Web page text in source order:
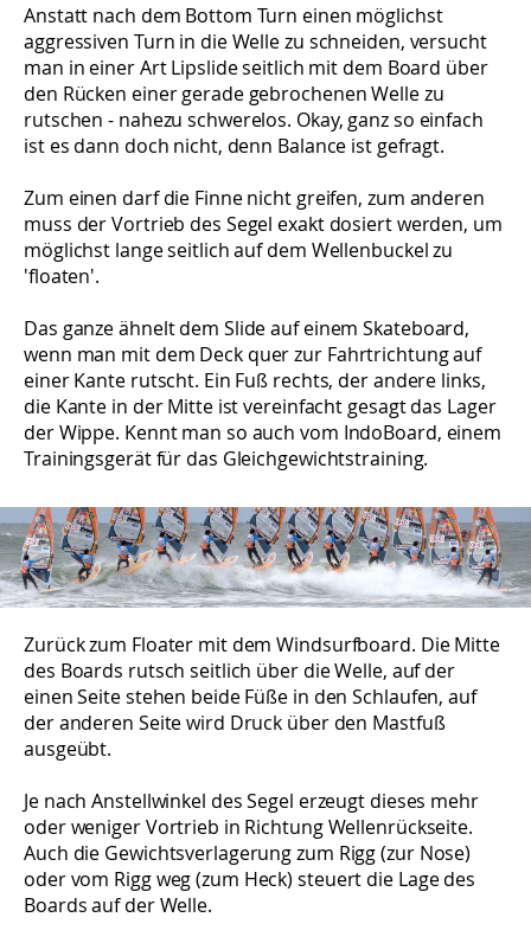
Anstatt nach dem Bottom Turn einen möglichst
aggressiven Turn in die Welle zu schneiden, versucht
man in einer Art Lipslide seitlich mit dem Board über
den Rücken einer gerade gebrochenen Welle zu
rutschen - nahezu schwerelos. Okay, ganz so einfach
ist es dann doch nicht, denn Balance ist gefragt.
Zum einen darf die Finne nicht greifen, zum anderen
muss der Vortrieb des Segel exakt dosiert werden, um
möglichst lange seitlich auf dem Wellenbuckel zu
'floaten'.
Das ganze ähnelt dem Slide auf einem Skateboard,
wenn man mit dem Deck quer zur Fahrtrichtung auf
einer Kante rutscht. Ein Fuß rechts, der andere links,
die Kante in der Mitte ist vereinfacht gesagt das Lager
der Wippe. Kennt man so auch vom IndoBoard, einem
Trainingsgerät für das Gleichgewichtstraining.
Zurück zum Floater mit dem Windsurfboard. Die Mitte
des Boards rutsch seitlich über die Welle, auf der
einen Seite stehen beide Füße in den Schlaufen, auf
der anderen Seite wird Druck über den Mastfuß
ausgeübt.
Je nach Anstellwinkel des Segel erzeugt dieses mehr
oder weniger Vortrieb in Richtung Wellenrückseite.
Auch die Gewichtsverlagerung zum Rigg (zur Nose)
oder vom Rigg weg (zum Heck) steuert die Lage des
Boards auf der Welle.